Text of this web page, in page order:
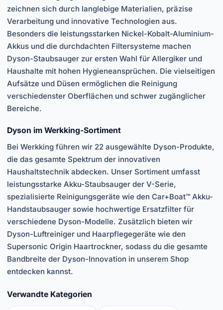
zeichnen sich durch langlebige Materialien, präzise
Verarbeitung und innovative Technologien aus.
Besonders die leistungsstarken Nickel-Kobalt-Aluminium-
Akkus und die durchdachten Filtersysteme machen
Dyson-Staubsauger zur ersten Wahl für Allergiker und
Haushalte mit hohen Hygieneansprüchen. Die vielseitigen
Aufsätze und Düsen ermöglichen die Reinigung
verschiedenster Oberflächen und schwer zugänglicher
Bereiche.
Dyson im Werkking-Sortiment
Bei Werkking führen wir 22 ausgewählte Dyson-Produkte,
die das gesamte Spektrum der innovativen
Haushaltstechnik abdecken. Unser Sortiment umfasst
leistungsstarke Akku-Staubsauger der V-Serie,
spezialisierte Reinigungsgeräte wie den Car+Boat™ Akku-
Handstaubsauger sowie hochwertige Ersatzfilter für
verschiedene Dyson-Modelle. Zusätzlich bieten wir
Dyson-Luftreiniger und Haarpflegegeräte wie den
Supersonic Origin Haartrockner, sodass du die gesamte
Bandbreite der Dyson-Innovation in unserem Shop
entdecken kannst.
Verwandte Kategorien